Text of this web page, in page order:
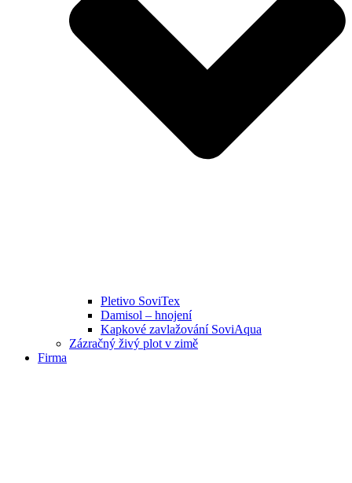
Pletivo SoviTex
Damisol – hnojení
Kapkové zavlažování SoviAqua
Zázračný živý plot v zimě
Firma